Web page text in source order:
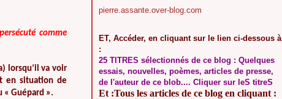
comme
lorsqu’il va voir
en situation de
« Guépard ».
pierre.assante.over-blog.com
ET, Accéder, en cliquant sur le lien ci-dessous à
:
25 TITRES sélectionnés de ce blog : Quelques
essais, nouvelles, poèmes, articles de presse,
de l'auteur de ce blob.... Cliquer sur leS titreS
Et :Tous les articles de ce blog en cliquant :